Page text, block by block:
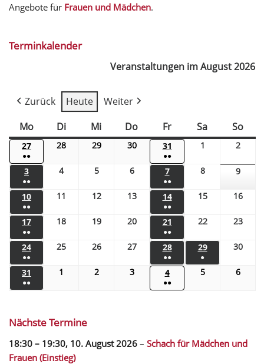
Angebote für Frauen und Mädchen.
Terminkalender
Veranstaltungen im August 2026
Zurück Heute
Weiter
Mo
Di Mi Do Fr Sa So
27
●●
28 29 30 31
●●
1 2
3
●●
4 5 6 7
●●
8 9
10
●●
11 12 13 14
●●
15 16
17
●●
18 19 20 21
●●
22 23
24
●●
25 26 27 28
●●
29
●
30
31
●●
1 2 3 4
●●
5 6
Nächste Termine
18:30 – 19:30, 10. August 2026 – Schach für Mädchen und
Frauen (Einstieg)